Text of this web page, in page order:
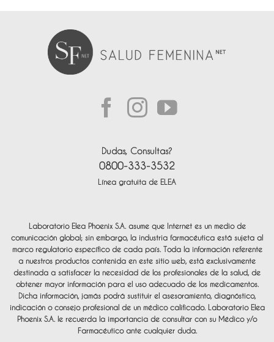
Dudas, Consultas?
0800-333-3532
Línea gratuita de ELEA
Laboratorio Elea Phoenix S.A. asume que Internet es un medio de
comunicación global; sin embargo, la industria farmacéutica está sujeta al
marco regulatorio específico de cada país. Toda la información referente
a nuestros productos contenida en este sitio web, está exclusivamente
destinada a satisfacer la necesidad de los profesionales de la salud, de
obtener mayor información para el uso adecuado de los medicamentos.
Dicha información, jamás podrá sustituir el asesoramiento, diagnóstico,
indicación o consejo profesional de un médico calificado. Laboratorio Elea
Phoenix S.A. le recuerda la importancia de consultar con su Médico y/o
Farmacéutico ante cualquier duda.